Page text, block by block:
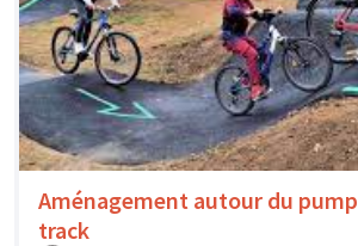
Aménagement autour du pump
track